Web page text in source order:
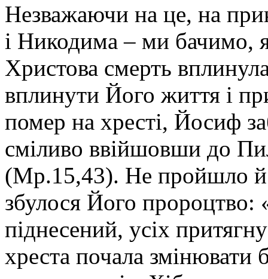
Незважаючи на це, на
і Никодима – ми бачимо,
Христова смерть
вплинути Його життя і
помер на хресті, Йосиф
сміливо ввійшовши до
(Мр.15,43). Не пройшло й
збулося Його пророцтво:
піднесений, усіх
хреста почала змінювати